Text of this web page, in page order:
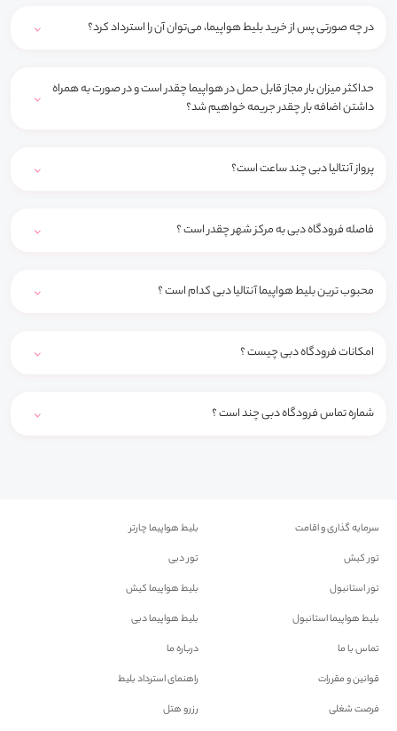
در چه صورتی پس از خرید بلیط هواپیما، می‌توان آن را استرداد کرد؟
حداکثر میزان بار مجاز قابل حمل در هواپیما چقدر است و در صورت به همراه
داشتن اضافه بار چقدر جریمه خواهیم شد؟
پرواز آنتالیا دبی چند ساعت است؟
فاصله فرودگاه دبی به مرکز شهر چقدر است ؟
محبوب ترین بلیط هواپیما آنتالیا دبی کدام است ؟
امکانات فرودگاه دبی چیست ؟
شماره تماس فرودگاه دبی چند است ؟
سرمایه گذاری و اقامت
بلیط هواپیما چارتر
تور کیش
تور دبی
تور استانبول
بلیط هواپیما کیش
بلیط هواپیما استانبول
بلیط هواپیما دبی
تماس با ما
درباره ما
قوانین و مقررات
راهنمای استرداد بلیط
فرصت شغلی
رزرو هتل